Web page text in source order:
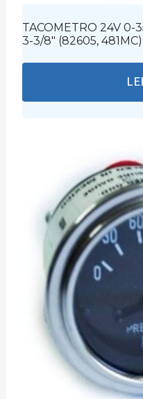
TACOMETRO 24V 0-
3-3/8″ (82605, 481MC)